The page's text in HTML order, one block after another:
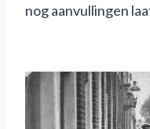
nog aanvullingen